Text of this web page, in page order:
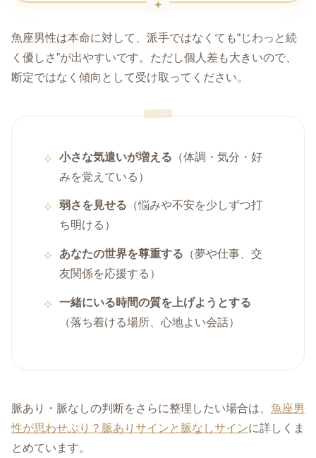
魚座男性は本命に対して、派手ではなくても“じわっと続
く優しさ”が出やすいです。ただし個人差も大きいので、
断定ではなく傾向として受け取ってください。
小さな気遣いが増える （体調・気分・好
みを覚えている）
弱さを見せる （悩みや不安を少しずつ打
ち明ける）
あなたの世界を尊重する （夢や仕事、交
友関係を応援する）
一緒にいる時間の質を上げようとする
（落ち着ける場所、心地よい会話）
脈あり・脈なしの判断をさらに整理したい場合は、 魚座男
性が思わせぶり？脈ありサインと脈なしサインに詳しくま
とめています。